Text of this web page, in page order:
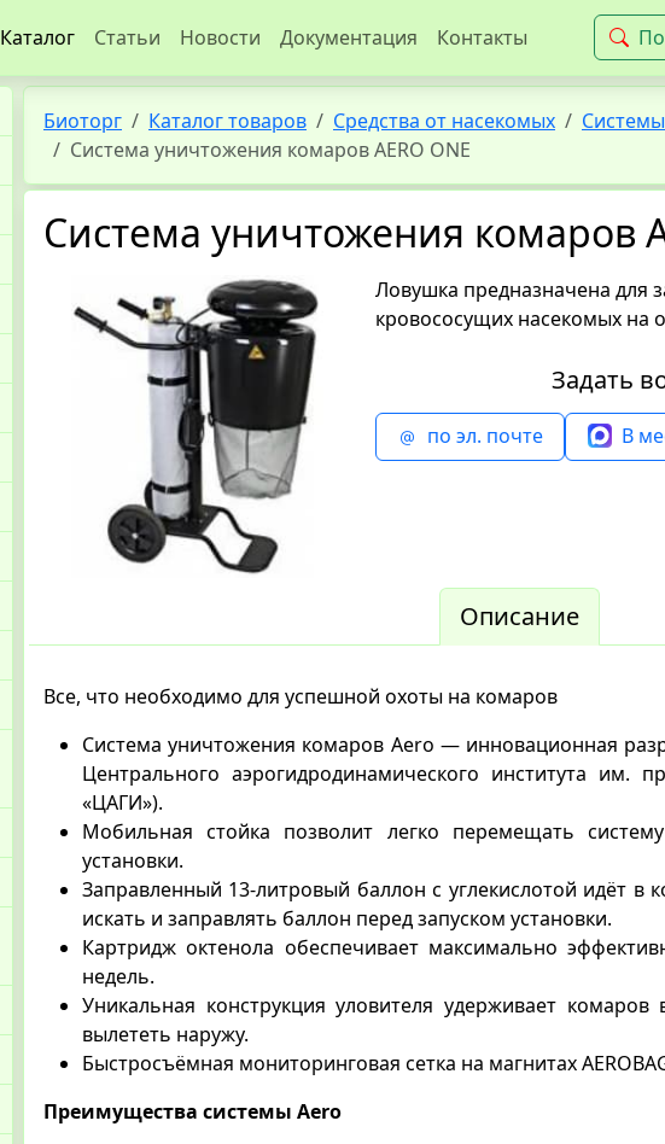
Каталог Статьи Новости Документация Контакты
Биоторг Каталог товаров Средства от насекомых
Система уничтожения комаров AERO ONE
Система уничтожения комаров
Ловушка предназначена для
кровососущих насекомых на
Задать
по эл. почте В
Описание
Все, что необходимо для успешной охоты на комаров
Система уничтожения комаров Aero — инновационная
Центрального аэрогидродинамического института им.
«ЦАГИ»).
Мобильная стойка позволит легко перемещать
установки.
Заправленный 13-литровый баллон с углекислотой идёт в
искать и заправлять баллон перед запуском установки.
Картридж октенола обеспечивает максимально
недель.
Уникальная конструкция уловителя удерживает
вылететь наружу.
Быстросъёмная мониторинговая сетка на магнитах
Преимущества системы Aero